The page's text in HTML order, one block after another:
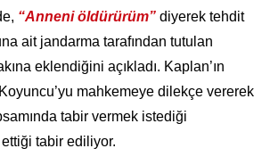
“Anneni öldürürüm” diyerek tehdit
ait jandarma tarafından tutulan
eklendiğini açıkladı. Kaplan’ın
mahkemeye dilekçe vererek
tabir vermek istediği
tabir ediliyor.